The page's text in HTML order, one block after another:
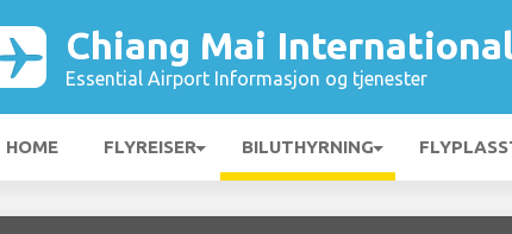
Chiang Mai
Essential Airport Informasjon og tjenester
HOME FLYREISER BILUTHYRNING